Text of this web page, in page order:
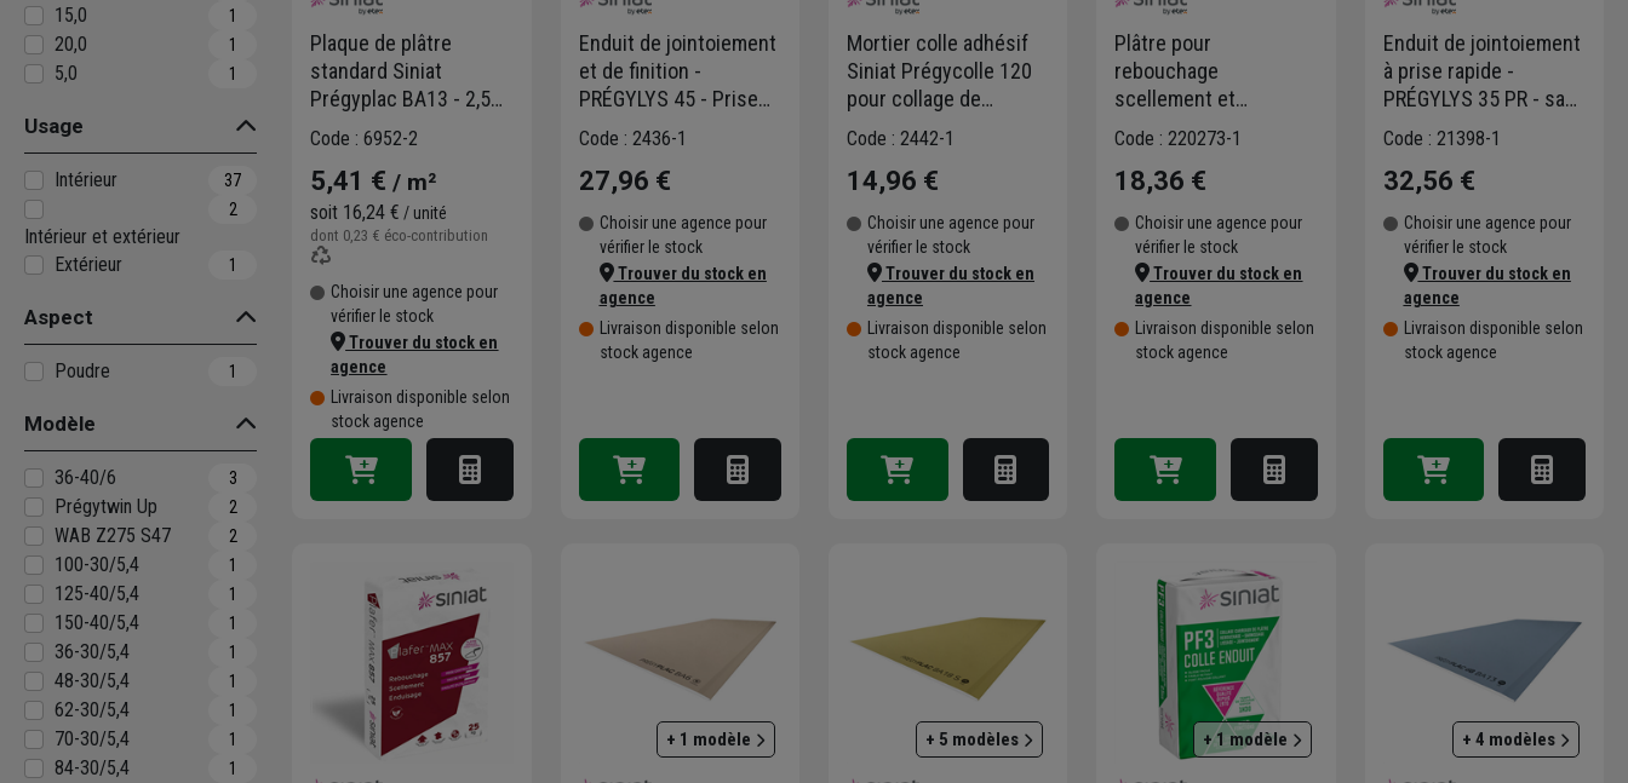
15,0 1
20,0 1
5,0 1
Usage
Intérieur 37
Intérieur et extérieur
2
Extérieur 1
Aspect
Poudre 1
Modèle
36-40/6 3
Prégytwin Up 2
WAB Z275 S47 2
100-30/5,4 1
125-40/5,4 1
150-40/5,4 1
36-30/5,4 1
48-30/5,4 1
62-30/5,4 1
70-30/5,4 1
84-30/5,4 1
Plaque de plâtre
standard Siniat
Prégyplac BA13 - 2,50
M x 1,20 M - ép. 12,5
Code : 6952-2
5,41 € / m²
soit 16,24 € / unité
dont 0,23 € éco-contribution
Choisir une agence pour
vérifier le stock
Trouver du stock en
agence
Livraison disponible selon
stock agence
Enduit de jointoiement
et de finition -
PRÉGYLYS 45 - Prise
Normale - sac de 25kg
Code : 2436-1
27,96 €
Choisir une agence pour
vérifier le stock
Trouver du stock en
agence
Livraison disponible selon
stock agence
Mortier colle adhésif
Siniat Prégycolle 120
pour collage de
doublage isolant et
de 25 KG
Code : 2442-1
14,96 €
Choisir une agence pour
vérifier le stock
Trouver du stock en
agence
Livraison disponible selon
stock agence
Plâtre pour
rebouchage
scellement et
enduisage - prise
737 Siniat - Sac de 25
Code : 220273-1
18,36 €
Choisir une agence pour
vérifier le stock
Trouver du stock en
agence
Livraison disponible selon
stock agence
Enduit de jointoiement
à prise rapide -
PRÉGYLYS 35 PR - sac
de 25 KG
Code : 21398-1
32,56 €
Choisir une agence pour
vérifier le stock
Trouver du stock en
agence
Livraison disponible selon
stock agence
+ 1 modèle + 5 modèles + 1 modèle + 4 modèles